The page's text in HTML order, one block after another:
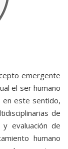
emergente
el ser humano
en este sentido,
de
y evaluación de
humano